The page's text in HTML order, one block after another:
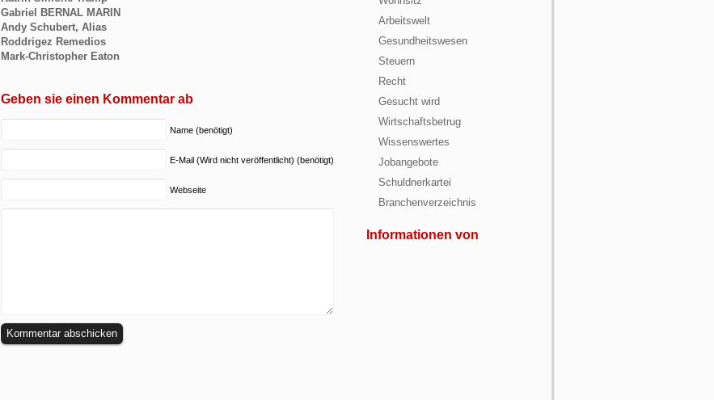
Arbeitswelt
Gesundheitswesen
Steuern
Recht
Gesucht wird
Wirtschaftsbetrug
Wissenswertes
Jobangebote
Schuldnerkartei
Branchenverzeichnis
Informationen von
Gabriel BERNAL MARIN
Andy Schubert, Alias
Roddrigez Remedios
Mark-Christopher Eaton
Geben sie einen Kommentar ab
Name (benötigt)
E-Mail (Wird nicht veröffentlicht) (benötigt)
Webseite